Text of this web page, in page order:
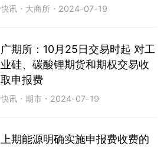
快讯 ・ 大商所 ・ 2024-07-19
广期所：10月25日交易时起 对工
业硅、碳酸锂期货和期权交易收
取申报费
快讯 ・期市 ・ 2024-07-19
上期能源明确实施申报费收费的